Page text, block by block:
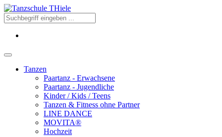
Tanzen
Paartanz - Erwachsene
Paartanz - Jugendliche
Kinder / Kids / Teens
Tanzen & Fitness ohne Partner
LINE DANCE
MOVITA®
Hochzeit